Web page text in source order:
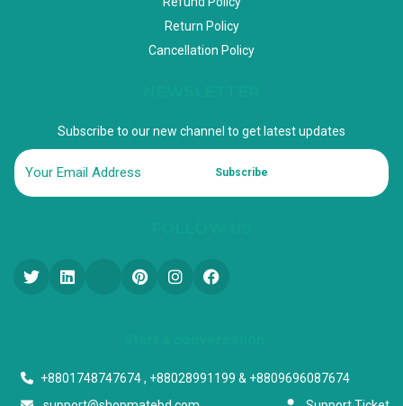
Return Policy
Cancellation Policy
Subscribe to our new channel to get latest updates
Subscribe
+8801748747674 , +88028991199 & +8809696087674